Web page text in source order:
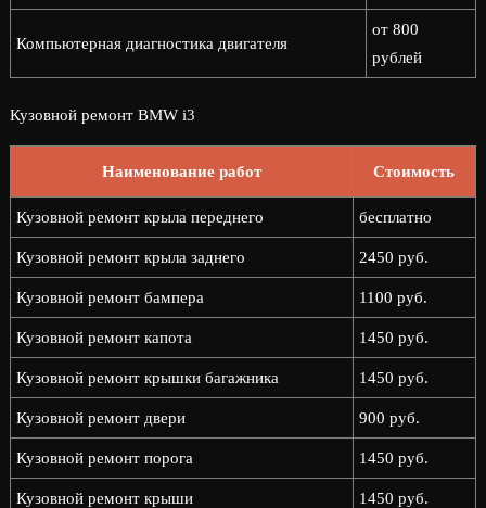
Компьютерная диагностика двигателя
от 800
рублей
Кузовной ремонт BMW i3
Наименование работ Стоимость
Кузовной ремонт крыла переднего бесплатно
Кузовной ремонт крыла заднего 2450 руб.
Кузовной ремонт бампера 1100 руб.
Кузовной ремонт капота 1450 руб.
Кузовной ремонт крышки багажника 1450 руб.
Кузовной ремонт двери 900 руб.
Кузовной ремонт порога 1450 руб.
Кузовной ремонт крыши 1450 руб.